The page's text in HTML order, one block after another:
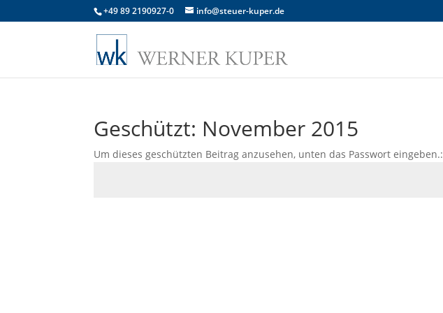
+49 89 2190927-0 info@steuer-kuper.de
Geschützt: November 2015
Um dieses geschützten Beitrag anzusehen, unten das Passwort eingeben.: